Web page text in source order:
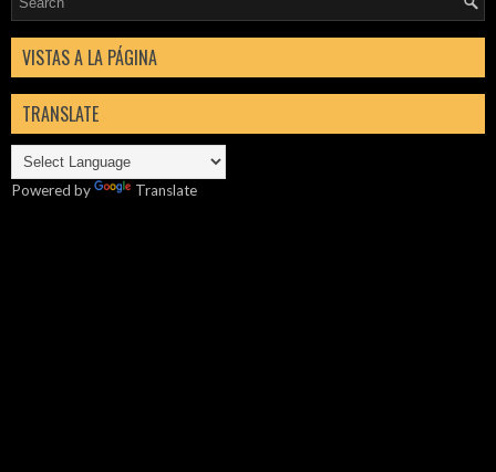
VISTAS A LA PÁGINA
TRANSLATE
Powered by Translate